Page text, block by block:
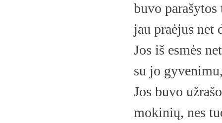
buvo parašytos
jau praėjus net
Jos iš esmės
su jo
Jos buvo
mokinių, nes